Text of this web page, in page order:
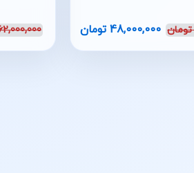
تومان 48,000,000 تومان